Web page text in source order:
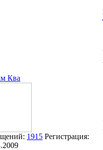
Ква
1915 Регистрация: